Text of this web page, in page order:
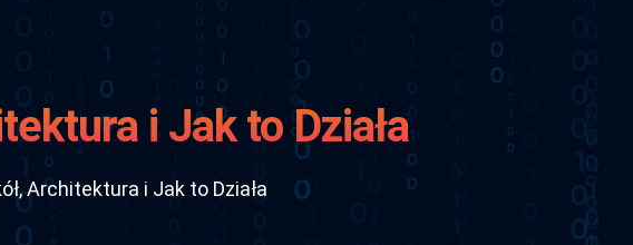
i Jak to Działa
Architektura i Jak to Działa